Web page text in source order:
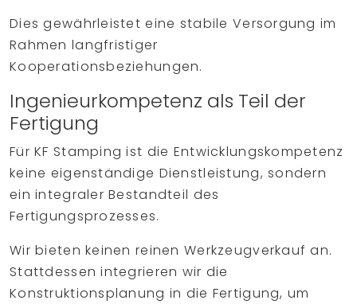
Dies gewährleistet eine stabile Versorgung im
Rahmen langfristiger
Kooperationsbeziehungen.
Ingenieurkompetenz als Teil der
Fertigung
Für KF Stamping ist die Entwicklungskompetenz
keine eigenständige Dienstleistung, sondern
ein integraler Bestandteil des
Fertigungsprozesses.
Wir bieten keinen reinen Werkzeugverkauf an.
Stattdessen integrieren wir die
Konstruktionsplanung in die Fertigung, um